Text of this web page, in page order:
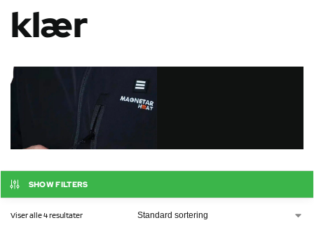
klær
SHOW FILTERS
Viser alle 4 resultater